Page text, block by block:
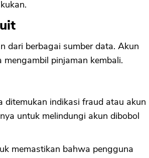
dari berbagai sumber data. Akun
pinjaman kembali.
ditemukan indikasi fraud atau akun
untuk melindungi akun dibobol
memastikan bahwa pengguna